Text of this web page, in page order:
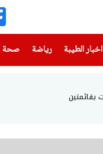
اخبار الطيبة(current) رياضة
(current) صحة(current)